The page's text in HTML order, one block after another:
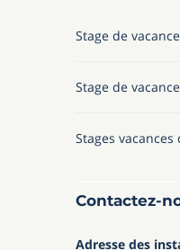
Stage de
Stage de
Stages vacances
Contactez-
Adresse des